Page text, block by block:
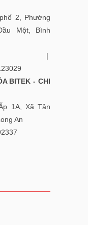
2, Phường
Một, Bình
|
BITEK - CHI
1A, Xã Tân
An